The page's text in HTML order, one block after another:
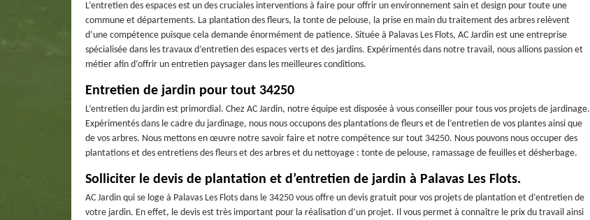
L’entretien des espaces est un des cruciales interventions à faire pour offrir un environnement sain et design pour toute une
commune et départements. La plantation des fleurs, la tonte de pelouse, la prise en main du traitement des arbres relèvent
d’une compétence puisque cela demande énormément de patience. Située à Palavas Les Flots, AC Jardin est une entreprise
spécialisée dans les travaux d’entretien des espaces verts et des jardins. Expérimentés dans notre travail, nous allions passion et
métier afin d’offrir un entretien paysager dans les meilleures conditions.
Entretien de jardin pour tout 34250
L’entretien du jardin est primordial. Chez AC Jardin, notre équipe est disposée à vous conseiller pour tous vos projets de jardinage.
Expérimentés dans le cadre du jardinage, nous nous occupons des plantations de fleurs et de l’entretien de vos plantes ainsi que
de vos arbres. Nous mettons en œuvre notre savoir faire et notre compétence sur tout 34250. Nous pouvons nous occuper des
plantations et des entretiens des fleurs et des arbres et du nettoyage : tonte de pelouse, ramassage de feuilles et désherbage.
Solliciter le devis de plantation et d’entretien de jardin à Palavas Les Flots.
AC Jardin qui se loge à Palavas Les Flots dans le 34250 vous offre un devis gratuit pour vos projets de plantation et d’entretien de
votre jardin. En effet, le devis est très important pour la réalisation d’un projet. Il vous permet à connaître le prix du travail ainsi